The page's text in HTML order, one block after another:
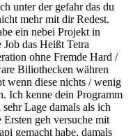
unter der gefahr das du
mehr mit dir Redest.
ein nebei Projekt in
Job das Heißt Tetra
ohne Fremde Hard /
Biliothecken währen
wenn diese nichts / wenig
Ich kenne dein Programm
sehr Lage damals als ich
Ersten geh versuche mit
gemacht habe, damals